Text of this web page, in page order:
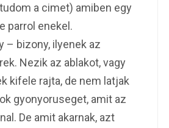
a cimet) amiben egy
parrol enekel.
– bizony, ilyenek az
Nezik az ablakot, vagy
kifele rajta, de nem latjak
gyonyoruseget, amit az
De amit akarnak, azt